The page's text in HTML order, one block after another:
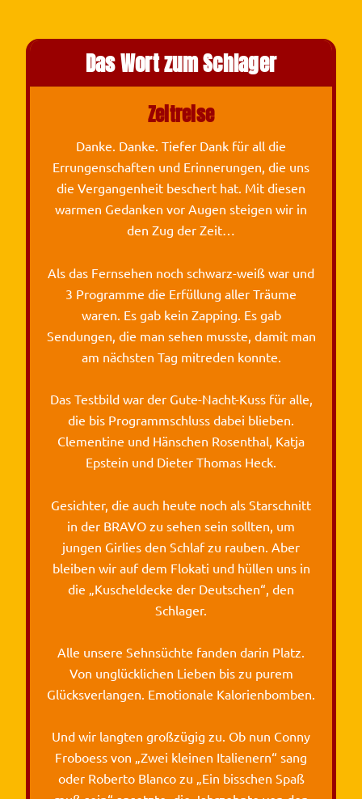
Das Wort zum Schlager
Zeitreise
Danke. Danke. Tiefer Dank für all die
Errungenschaften und Erinnerungen, die uns
die Vergangenheit beschert hat. Mit diesen
warmen Gedanken vor Augen steigen wir in
den Zug der Zeit…
Als das Fernsehen noch schwarz-weiß war und
3 Programme die Erfüllung aller Träume
waren. Es gab kein Zapping. Es gab
Sendungen, die man sehen musste, damit man
am nächsten Tag mitreden konnte.
Das Testbild war der Gute-Nacht-Kuss für alle,
die bis Programmschluss dabei blieben.
Clementine und Hänschen Rosenthal, Katja
Epstein und Dieter Thomas Heck.
Gesichter, die auch heute noch als Starschnitt
in der BRAVO zu sehen sein sollten, um
jungen Girlies den Schlaf zu rauben. Aber
bleiben wir auf dem Flokati und hüllen uns in
die „Kuscheldecke der Deutschen“, den
Schlager.
Alle unsere Sehnsüchte fanden darin Platz.
Von unglücklichen Lieben bis zu purem
Glücksverlangen. Emotionale Kalorienbomben.
Und wir langten großzügig zu. Ob nun Conny
Froboess von „Zwei kleinen Italienern“ sang
oder Roberto Blanco zu „Ein bisschen Spaß